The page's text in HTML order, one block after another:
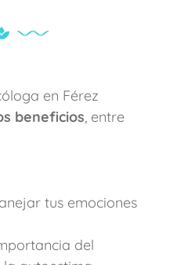
en Férez
beneficios, entre
tus emociones
del